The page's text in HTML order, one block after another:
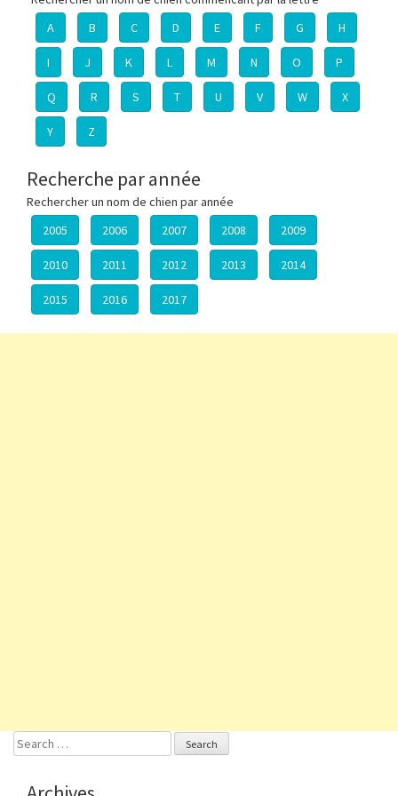
A
B C D E F G H
I J K L M N O P
Q R S T U V W X
Y Z
Recherche par année
Rechercher un nom de chien par année
2005
2006 2007 2008 2009
2010 2011 2012 2013 2014
2015 2016 2017
Search